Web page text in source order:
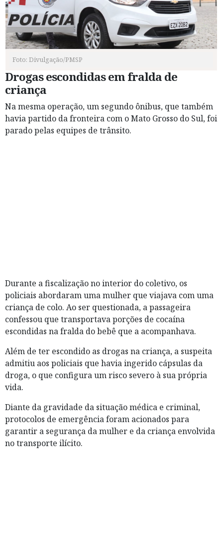
Foto: Divulgação/PMSP
Drogas escondidas em fralda de
criança
Na mesma operação, um segundo ônibus, que também
havia partido da fronteira com o Mato Grosso do Sul, foi
parado pelas equipes de trânsito.
Durante a fiscalização no interior do coletivo, os
policiais abordaram uma mulher que viajava com uma
criança de colo. Ao ser questionada, a passageira
confessou que transportava porções de cocaína
escondidas na fralda do bebê que a acompanhava.
Além de ter escondido as drogas na criança, a suspeita
admitiu aos policiais que havia ingerido cápsulas da
droga, o que configura um risco severo à sua própria
vida.
Diante da gravidade da situação médica e criminal,
protocolos de emergência foram acionados para
garantir a segurança da mulher e da criança envolvida
no transporte ilícito.